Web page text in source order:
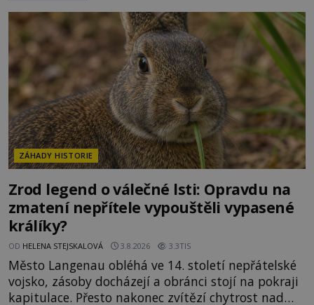
ztracených technologiích či tajemných
materiálech. Moderní metalurgie však ukazuje, že
skutečné vysvětlení je ješt
ZÁHADY HISTORIE
Zrod legend o válečné lsti: Opravdu na
zmatení nepřítele vypouštěli vypasené
králíky?
OD HELENA STEJSKALOVÁ 3.8.2026 3.3TIS
Město Langenau obléhá ve 14. století nepřátelské
vojsko, zásoby docházejí a obránci stojí na pokraji
kapitulace. Přesto nakonec zvítězí chytrost nad